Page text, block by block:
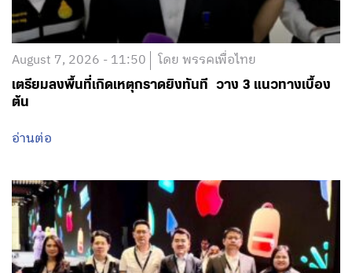
August 7, 2026 - 11:50 โดย พรรคเพื่อไทย
เตรียมลงพื้นที่เกิดเหตุกราดยิงทันที วาง 3 แนวทางเบื้อง
ต้น
อ่านต่อ